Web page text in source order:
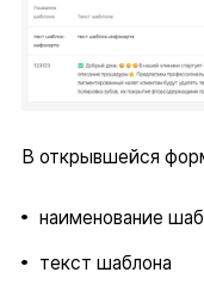
В открывшейся
наименование
текст шаблона